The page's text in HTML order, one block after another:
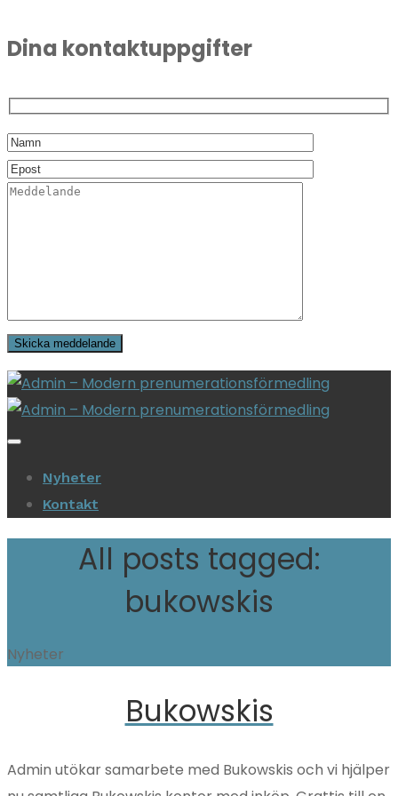
Dina kontaktuppgifter
Nyheter
Kontakt
All posts tagged:
bukowskis
Nyheter
Bukowskis
Admin utökar samarbete med Bukowskis och vi hjälper